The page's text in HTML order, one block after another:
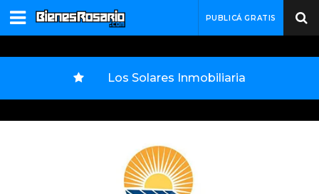
PUBLICÁ GRATIS
Los Solares Inmobiliaria